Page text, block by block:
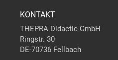
KONTAKT
THEPRA Didactic GmbH
Ringstr. 30
DE-70736 Fellbach